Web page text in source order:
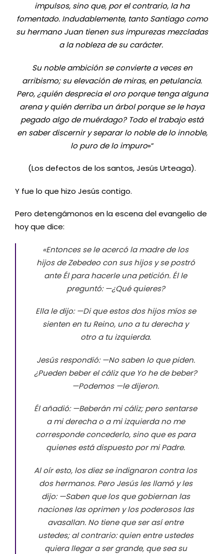
impulsos, sino que, por el contrario, la ha
fomentado. Indudablemente, tanto Santiago como
su hermano Juan tienen sus impurezas mezcladas
a la nobleza de su carácter.
Su noble ambición se convierte a veces en
arribismo; su elevación de miras, en petulancia.
Pero, ¿quién desprecia el oro porque tenga alguna
arena y quién derriba un árbol porque se le haya
pegado algo de muérdago? Todo el trabajo está
en saber discernir y separar lo noble de lo innoble,
lo puro de lo impuro»”
(Los defectos de los santos, Jesús Urteaga).
Y fue lo que hizo Jesús contigo.
Pero detengámonos en la escena del evangelio de
hoy que dice:
«Entonces se le acercó la madre de los
hijos de Zebedeo con sus hijos y se postró
ante Él para hacerle una petición. Él le
preguntó: —¿Qué quieres?
Ella le dijo: —Di que estos dos hijos míos se
sienten en tu Reino, uno a tu derecha y
otro a tu izquierda.
Jesús respondió: —No saben lo que piden.
¿Pueden beber el cáliz que Yo he de beber?
—Podemos —le dijeron.
Él añadió: —Beberán mi cáliz; pero sentarse
a mi derecha o a mi izquierda no me
corresponde concederlo, sino que es para
quienes está dispuesto por mi Padre.
Al oír esto, los diez se indignaron contra los
dos hermanos. Pero Jesús les llamó y les
dijo: —Saben que los que gobiernan las
naciones las oprimen y los poderosos las
avasallan. No tiene que ser así entre
ustedes; al contrario: quien entre ustedes
quiera llegar a ser grande, que sea su